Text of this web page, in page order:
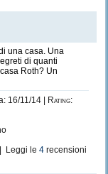
una casa. Una
di quanti
Roth? Un
16/11/14 |
Rating:
| Leggi le 4 recensioni